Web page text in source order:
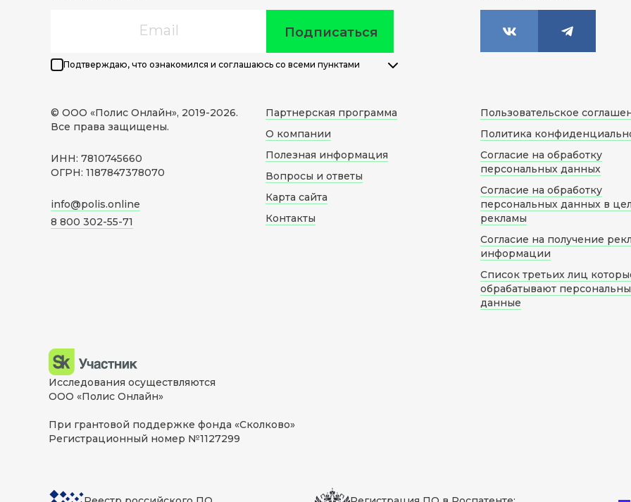
Подписаться
Подтверждаю, что ознакомился и соглашаюсь со всеми пунктами
© ООО «Полис Онлайн», 2019-2026.
Все права защищены.
ИНН: 7810745660
ОГРН: 1187847378070
info@polis.online
8 800 302-55-71
Партнерская программа
О компании
Полезная информация
Вопросы и ответы
Карта сайта
Контакты
Пользовательское
Политика
Согласие на обработку
персональных данных
Согласие на обработку
персональных данных в
рекламы
Согласие на получение
информации
Список третьих лиц
обрабатывают
данные
Исследования осуществляются
ООО «Полис Онлайн»
При грантовой поддержке фонда «Сколково»
Регистрационный номер №1127299